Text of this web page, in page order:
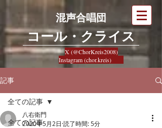
混声合唱団
​コール・クライス
X (@ChorKreis2008)
Instagram (chor.kreis)
記事
全ての記事
全ての記事
八右衛門
2020年5月2日 読了時間: 5分